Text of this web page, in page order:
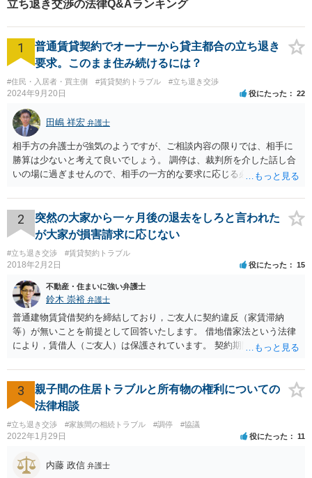
立ち退き交渉の法律Q&Aランキング
1
普通賃貸契約でオーナーから貸主都合の立ち退き
要求。このまま住み続けるには？
#住民・入居者・買主側 #賃貸契約トラブル #立ち退き交渉
2024年9月20日 役にたった 22
田嶋 祥宏 弁護士
相手方の弁護士が強気のようですが、ご相談内容の限りでは、相手に
勝算は少ないと考えて良いでしょう。 調停は、裁判所を介した話し合
いの場に過ぎませんので、相手の一方的な要求に応じる必要はなく、
ても拒否して大丈夫です。納得いかない場合は調停不調で終了にして
もらうと良いです。 そうすると裁判になりますが、相手に正当事由が
かなり少ないケースといえますので、立退請求は棄却、または相当程
度の立退料を提示しないと立退請求は認められないと思います。た
だ、裁判となった場合は、費用はかかりますが、弁護士を立てること
をおすすめします。 頑張ってください！
2
突然の大家から一ヶ月後の退去をしろと言われた
が大家が損害請求に応じない
#立ち退き交渉 #賃貸契約トラブル
2018年2月2日 役にたった 15
不動産・住まいに強い弁護士
鈴木 崇裕 弁護士
普通建物賃貸借契約を締結しており，ご友人に契約違反（家賃滞納
等）が無いことを前提として回答いたします。 借地借家法という法律
により，賃借人（ご友人）は保護されています。 契約期間途中であれ
一方的に終了させられてしまうことはありません。 さらに，契約期間
が満了するときであっても， 建物の老朽化が著しいとか，賃貸人（大
家さん）の居宅が無くなってしまったというような事情がない限り，
賃貸借契約は更新されます。 したがって，ご友人は，大家さんの要望
に応える必要はありません。 ご友人としては， Ａ 退去しないと主張
する Ｂ 退去しても良いが，相応の立退料を支払ってもらう という，
いずれかの選択肢をとることができます。さらに，Ｂの亜種として
Ｃ 退去の時期をたとえば半年先として，それまでの期間の賃料を免
3
親子間の住居トラブルと所有物の権利についての
法律相談
#立ち退き交渉 #家族間の相続トラブル #調停 #協議
2022年1月29日 役にたった 11
内藤 政信 弁護士